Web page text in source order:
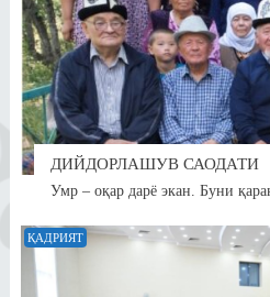
ДИЙДОРЛАШУВ САОДАТИ
Умр – оқар дарё экан. Буни
ҚАДРИЯТ